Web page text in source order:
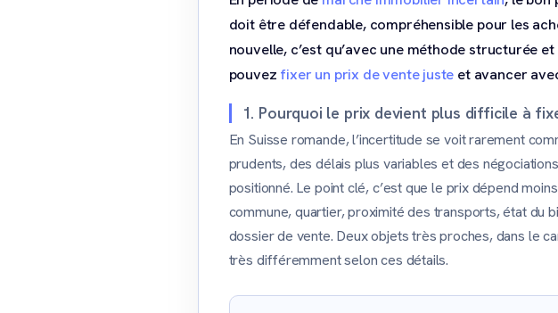
doit être défendable, compréhensible pour les
nouvelle, c’est qu’avec une méthode structurée et
pouvez fixer un prix de vente juste et avancer
1. Pourquoi le prix devient plus difficile à
En Suisse romande, l’incertitude se voit rarement
prudents, des délais plus variables et des
positionné. Le point clé, c’est que le prix dépend
commune, quartier, proximité des transports, état du
dossier de vente. Deux objets très proches, dans le
très différemment selon ces détails.